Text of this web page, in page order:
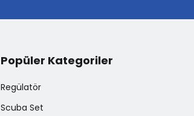
Popüler Kategoriler
Regülatör
Scuba Set